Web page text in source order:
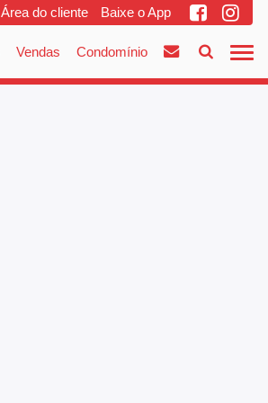
Área do cliente Baixe o App
Vendas Condomínio